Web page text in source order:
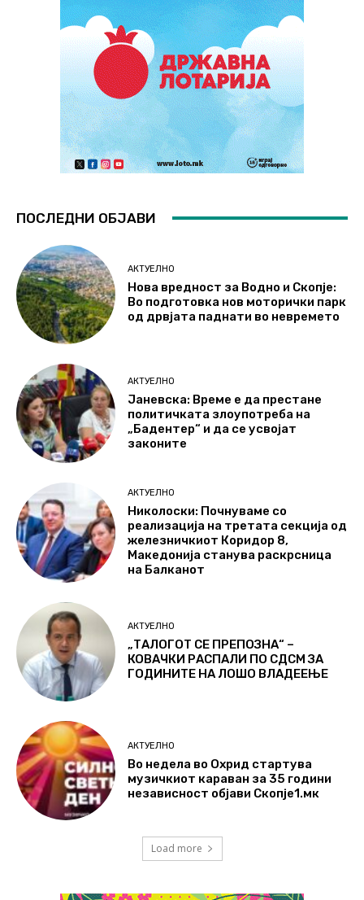
ПОСЛЕДНИ ОБЈАВИ
АКТУЕЛНО
Нова вредност за Водно и Скопје:
Во подготовка нов моторички парк
од дрвјата паднати во невремето
АКТУЕЛНО
Јаневска: Време е да престане
политичката злоупотреба на
„Бадентер“ и да се усвојат
законите
АКТУЕЛНО
Николоски: Почнуваме со
реализација на третата секција од
железничкиот Коридор 8,
Македонија станува раскрсница
на Балканот
АКТУЕЛНО
„ТАЛОГОТ СЕ ПРЕПОЗНА“ –
КОВАЧКИ РАСПАЛИ ПО СДСМ ЗА
ГОДИНИТЕ НА ЛОШО ВЛАДЕЕЊЕ
АКТУЕЛНО
Во недела во Охрид стартува
музичкиот караван за 35 години
независност објави Скопје1.мк
Load more